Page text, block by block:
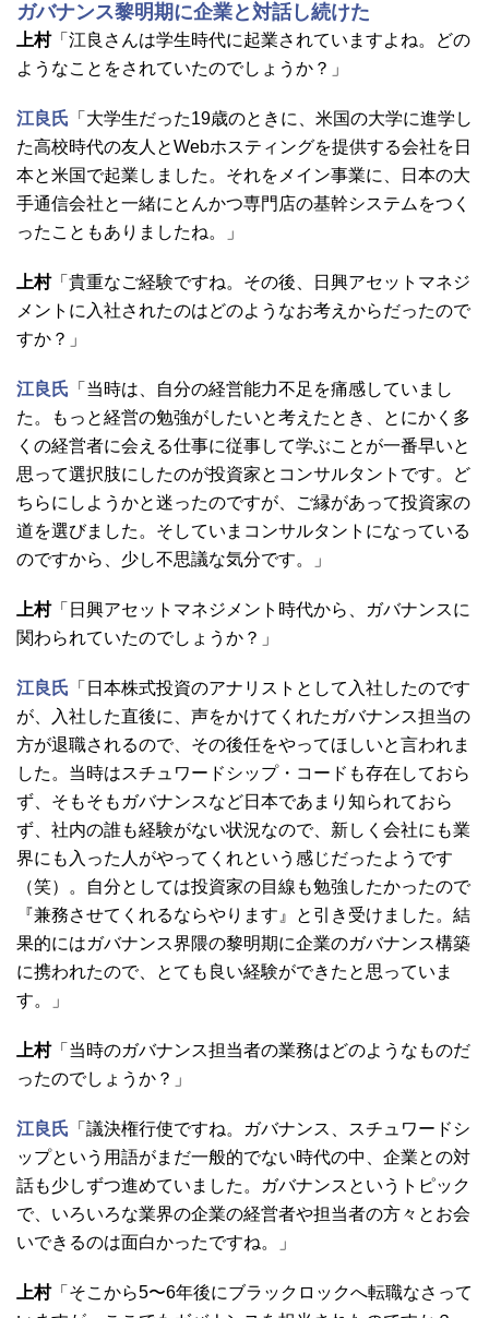
ガバナンス黎明期に企業と対話し続けた
上村「江良さんは学生時代に起業されていますよね。どの
ようなことをされていたのでしょうか？」
江良氏 「大学生だった19歳のときに、米国の大学に進学し
た高校時代の友人とWebホスティングを提供する会社を日
本と米国で起業しました。それをメイン事業に、日本の大
手通信会社と一緒にとんかつ専門店の基幹システムをつく
ったこともありましたね。」
上村「貴重なご経験ですね。その後、日興アセットマネジ
メントに入社されたのはどのようなお考えからだったので
すか？」
江良氏 「当時は、自分の経営能力不足を痛感していまし
た。もっと経営の勉強がしたいと考えたとき、とにかく多
くの経営者に会える仕事に従事して学ぶことが一番早いと
思って選択肢にしたのが投資家とコンサルタントです。ど
ちらにしようかと迷ったのですが、ご縁があって投資家の
道を選びました。そしていまコンサルタントになっている
のですから、少し不思議な気分です。」
上村「日興アセットマネジメント時代から、ガバナンスに
関わられていたのでしょうか？」
江良氏 「日本株式投資のアナリストとして入社したのです
が、入社した直後に、声をかけてくれたガバナンス担当の
方が退職されるので、その後任をやってほしいと言われま
した。当時はスチュワードシップ・コードも存在しておら
ず、そもそもガバナンスなど日本であまり知られておら
ず、社内の誰も経験がない状況なので、新しく会社にも業
界にも入った人がやってくれという感じだったようです
（笑）。自分としては投資家の目線も勉強したかったので
『兼務させてくれるならやります』と引き受けました。結
果的にはガバナンス界隈の黎明期に企業のガバナンス構築
に携われたので、とても良い経験ができたと思っていま
す。」
上村「当時のガバナンス担当者の業務はどのようなものだ
ったのでしょうか？」
江良氏 「議決権行使ですね。ガバナンス、スチュワードシ
ップという用語がまだ一般的でない時代の中、企業との対
話も少しずつ進めていました。ガバナンスというトピック
で、いろいろな業界の企業の経営者や担当者の方々とお会
いできるのは面白かったですね。」
上村「そこから5〜6年後にブラックロックへ転職なさって